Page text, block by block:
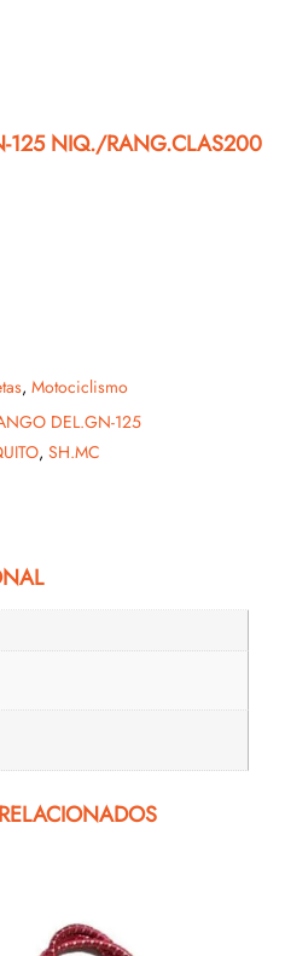
125 NIQ./RANG.CLAS200
, Motociclismo
DEL.GN-125
, SH.MC